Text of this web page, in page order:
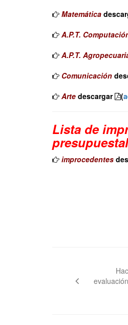
Matemática
A.P.T.
A.P.T.
Comunicación
Arte descargar (
Lista de
presupuestal
improcedentes
entradas